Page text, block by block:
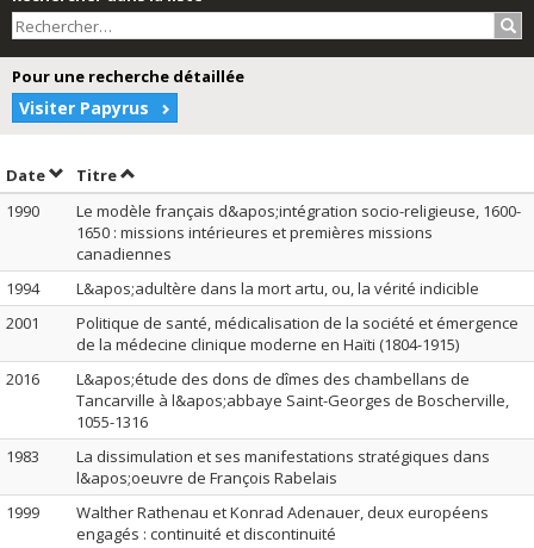
Pour une recherche détaillée
Visiter Papyrus
DateTrier par date en ordre croissant
TitreTrier par titre en ordre croissant
1990
Le modèle français d&apos;intégration socio-religieuse, 1600-
1650 : missions intérieures et premières missions
canadiennes
1994
L&apos;adultère dans la mort artu, ou, la vérité indicible
2001
Politique de santé, médicalisation de la société et émergence
de la médecine clinique moderne en Haïti (1804-1915)
2016
L&apos;étude des dons de dîmes des chambellans de
Tancarville à l&apos;abbaye Saint-Georges de Boscherville,
1055-1316
1983
La dissimulation et ses manifestations stratégiques dans
l&apos;oeuvre de François Rabelais
1999
Walther Rathenau et Konrad Adenauer, deux européens
engagés : continuité et discontinuité